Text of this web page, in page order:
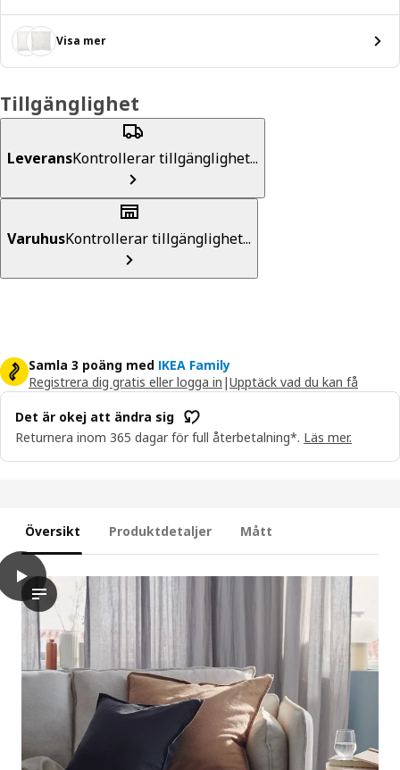
Visa mer
Tillgänglighet
LeveransKontrollerar tillgänglighet...
VaruhusKontrollerar tillgänglighet...
Samla 3 poäng med IKEA Family
Registrera dig gratis eller logga in |Upptäck vad du kan få
Det är okej att ändra sig
Returnera inom 365 dagar för full återbetalning*. Läs mer.
Översikt Produktdetaljer Mått
play
Videon visar en demonstration av kuddfodralet DYTÅG,
DYTÅG Kuddfodral, mörkbeige, 65x65 cm